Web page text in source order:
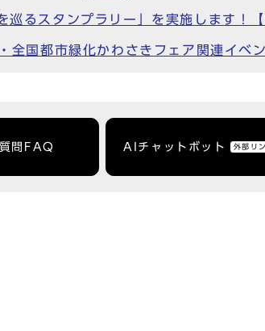
巡るスタンプラリー」を実施します！
全国都市緑化かわさきフェア関連イベ
問FAQ AIチャットボット 外部リ